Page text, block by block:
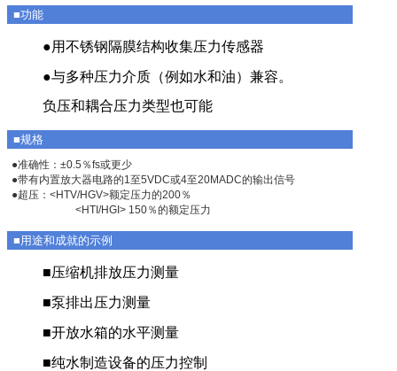
■功能
●用不锈钢隔膜结构收集压力传感器
●与多种压力介质（例如水和油）兼容。
负压和耦合压力类型也可能
■规格
●准确性：±0.5％fs或更少
●带有内置放大器电路的1至5VDC或4至20MADC的输出信号
●超压：<HTV/HGV>额定压力的200％
<HTI/HGI> 150％的额定压力
■用途和成就的示例
■压缩机排放压力测量
■泵排出压力测量
■开放水箱的水平测量
■纯水制造设备的压力控制